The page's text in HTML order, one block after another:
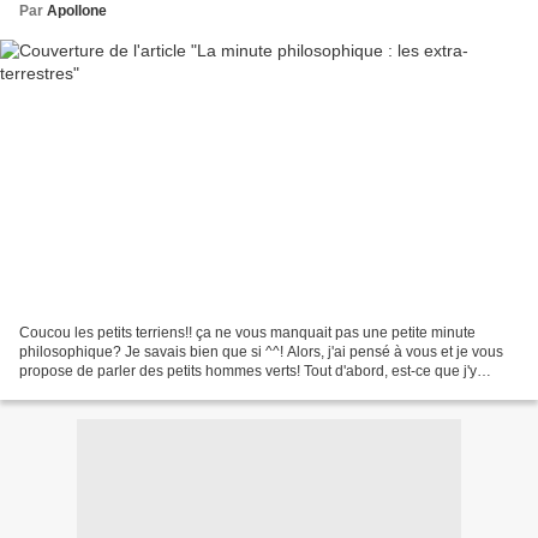
Par Apollone
Coucou les petits terriens!! ça ne vous manquait pas une petite minute
philosophique? Je savais bien que si ^^! Alors, j'ai pensé à vous et je vous
propose de parler des petits hommes verts! Tout d'abord, est-ce que j'y